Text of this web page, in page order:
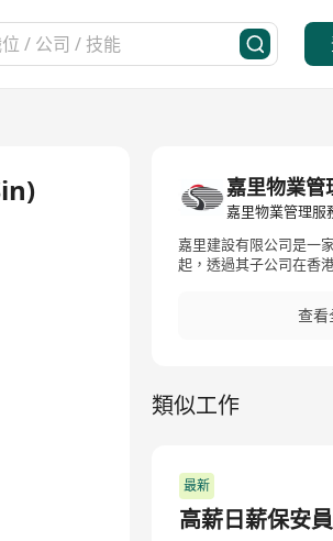
嘉里物業管
嘉里建設有限公司是一
起，透過其子公司在香
宅物業和商業綜合體的
嘉里物業管理服務有限
行業指數（地產及建築
重要地位和影響力。
查看
類似工作
最新
高薪日薪保安